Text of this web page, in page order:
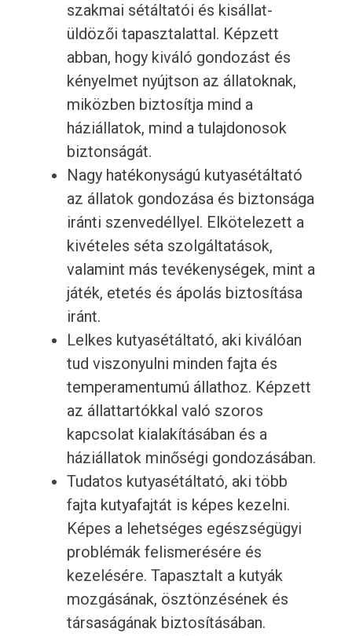
szakmai sétáltatói és kisállat-
üldözői tapasztalattal. Képzett
abban, hogy kiváló gondozást és
kényelmet nyújtson az állatoknak,
miközben biztosítja mind a
háziállatok, mind a tulajdonosok
biztonságát.
Nagy hatékonyságú kutyasétáltató
az állatok gondozása és biztonsága
iránti szenvedéllyel. Elkötelezett a
kivételes séta szolgáltatások,
valamint más tevékenységek, mint a
játék, etetés és ápolás biztosítása
iránt.
Lelkes kutyasétáltató, aki kiválóan
tud viszonyulni minden fajta és
temperamentumú állathoz. Képzett
az állattartókkal való szoros
kapcsolat kialakításában és a
háziállatok minőségi gondozásában.
Tudatos kutyasétáltató, aki több
fajta kutyafajtát is képes kezelni.
Képes a lehetséges egészségügyi
problémák felismerésére és
kezelésére. Tapasztalt a kutyák
mozgásának, ösztönzésének és
társaságának biztosításában.